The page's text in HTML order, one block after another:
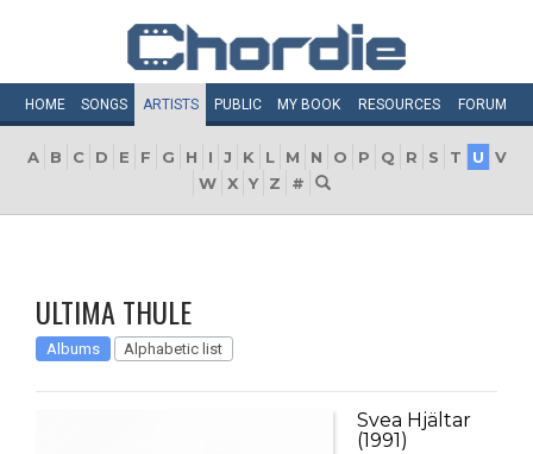
HOME SONGS ARTISTS PUBLIC MY BOOK RESOURCES FORUM
A B C D E F G H I J K L M N O P Q R S T U
V
W X Y Z #
ULTIMA THULE
Albums Alphabetic list
Svea Hjältar
(1991)